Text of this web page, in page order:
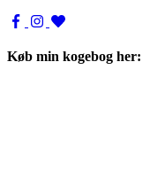
Køb min kogebog her: